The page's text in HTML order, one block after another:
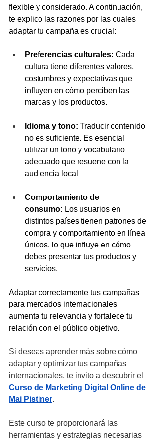
flexible y considerado. A continuación,
te explico las razones por las cuales
adaptar tu campaña es crucial:
Preferencias culturales: Cada
cultura tiene diferentes valores,
costumbres y expectativas que
influyen en cómo perciben las
marcas y los productos.
Idioma y tono: Traducir contenido
no es suficiente. Es esencial
utilizar un tono y vocabulario
adecuado que resuene con la
audiencia local.
Comportamiento de
consumo: Los usuarios en
distintos países tienen patrones de
compra y comportamiento en línea
únicos, lo que influye en cómo
debes presentar tus productos y
servicios.
Adaptar correctamente tus campañas
para mercados internacionales
aumenta tu relevancia y fortalece tu
relación con el público objetivo.
Si deseas aprender más sobre cómo
adaptar y optimizar tus campañas
internacionales, te invito a descubrir el
Curso de Marketing Digital Online de
Mai Pistiner.
Este curso te proporcionará las
herramientas y estrategias necesarias